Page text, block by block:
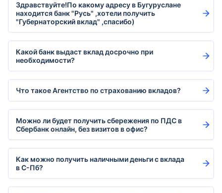
Здравствуйте!По какому адресу в Бугуруслане
находится банк "Русь" ,хотели получить
"Губернаторский вклад" ,спасибо)
Какой банк выдаст вклад досрочно при
необходимости?
Что такое Агентство по страхованию вкладов?
Можно ли будет получить сбережения по ПДС в
Сбербанк онлайн, без визитов в офис?
Как можно получить наличными деньги с вклада
в С-Пб?